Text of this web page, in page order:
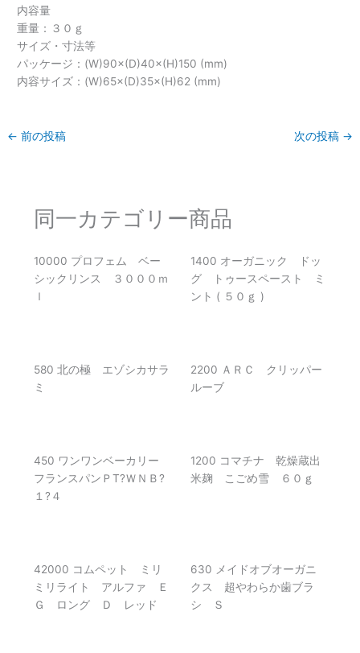
内容量
重量：３０ｇ
サイズ・寸法等
パッケージ：(W)90×(D)40×(H)150 (mm)
内容サイズ：(W)65×(D)35×(H)62 (mm)
← 前の投稿 次の投稿 →
同一カテゴリー商品
10000 プロフェム ベー
シックリンス ３０００ｍ
ｌ
1400 オーガニック ドッ
グ トゥースペースト ミ
ント ( ５０ｇ )
580 北の極 エゾシカサラ
ミ
2200 ＡＲＣ クリッパー
ルーブ
450 ワンワンベーカリー
フランスパンＰT?ＷＮＢ?
１?４
1200 コマチナ 乾燥蔵出
米麹 こごめ雪 ６０ｇ
42000 コムペット ミリ
ミリライト アルファ Ｅ
Ｇ ロング Ｄ レッド
630 メイドオブオーガニ
クス 超やわらか歯ブラ
シ Ｓ